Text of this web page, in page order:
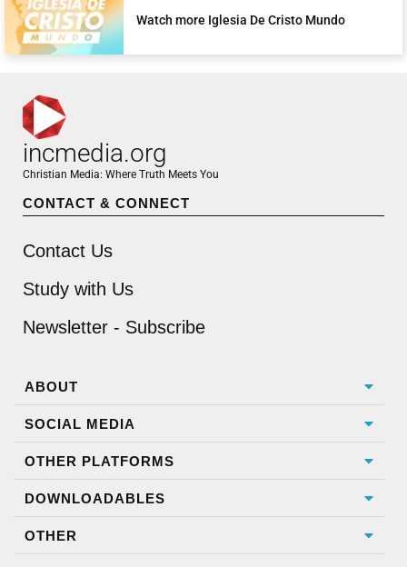
Watch more Iglesia De Cristo Mundo
incmedia.org
Christian Media: Where Truth Meets You
CONTACT & CONNECT
Contact Us
Study with Us
Newsletter - Subscribe
ABOUT
SOCIAL MEDIA
OTHER PLATFORMS
DOWNLOADABLES
OTHER